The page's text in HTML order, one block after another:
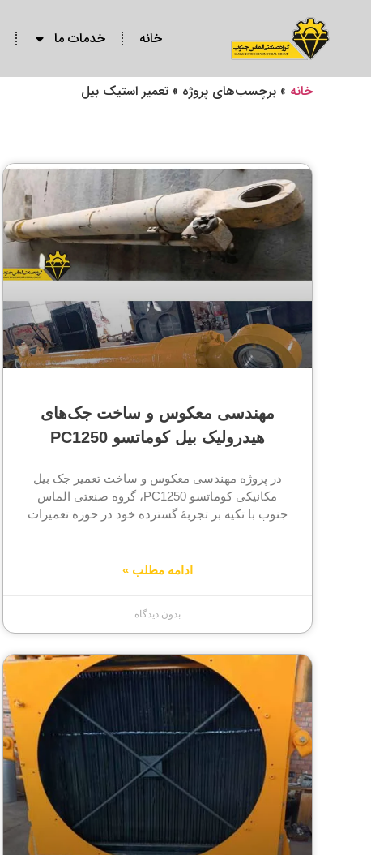
خانه خدمات ما
خانه » برچسب‌های پروژه » تعمیر استیک بیل
مهندسی معکوس و ساخت جک‌های
هیدرولیک بیل کوماتسو PC1250
در پروژه مهندسی معکوس و ساخت تعمیر جک بیل
مکانیکی کوماتسو PC1250، گروه صنعتی الماس
جنوب با تکیه بر تجربهٔ گسترده خود در حوزه تعمیرات
ادامه مطلب »
بدون دیدگاه